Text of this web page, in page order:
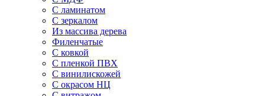
С ламинатом
С зеркалом
Из массива дерева
Филенчатые
С ковкой
С пленкой ПВХ
С винилискожей
С окрасом НЦ